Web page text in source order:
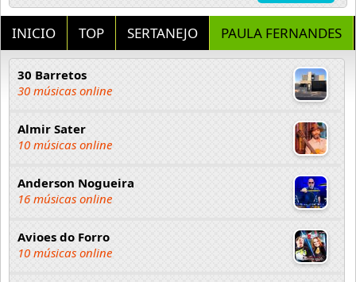
INICIO TOP SERTANEJO PAULA FERNANDES
30 Barretos
30 músicas online
Almir Sater
10 músicas online
Anderson Nogueira
16 músicas online
Avioes do Forro
10 músicas online